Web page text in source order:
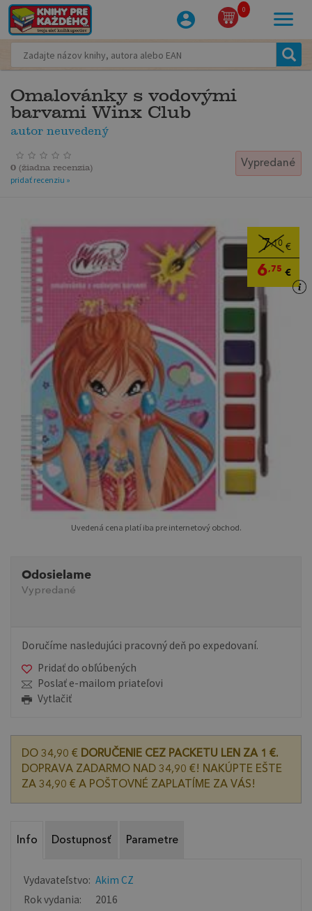
0
Omalovánky s vodovými
barvami Winx Club
autor neuvedený
Vypredané
0 (žiadna recenzia)
pridať recenziu »
7,10 €
6,75 €
Uvedená cena platí iba pre internetový obchod.
Odosielame
Vypredané
Doručíme nasledujúci pracovný deň po expedovaní.
Pridať do obľúbených
Poslať e-mailom priateľovi
Vytlačiť
DO 34,90 € DORUČENIE CEZ PACKETU LEN ZA 1 €.
DOPRAVA ZADARMO NAD 34,90 €! NAKÚPTE EŠTE
ZA 34,90 € A POŠTOVNÉ ZAPLATÍME ZA VÁS!
Info Dostupnosť Parametre
Vydavateľstvo: Akim CZ
Rok vydania:
2016